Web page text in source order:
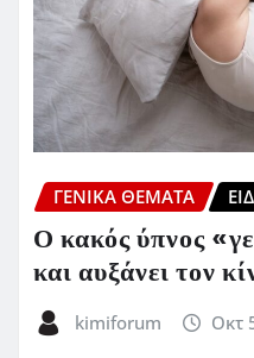
ΓΕΝΙΚΑ ΘΕΜΑΤΑ
Ο κακός ύπνος
και αυξάνει τον
kimiforum Οκτ